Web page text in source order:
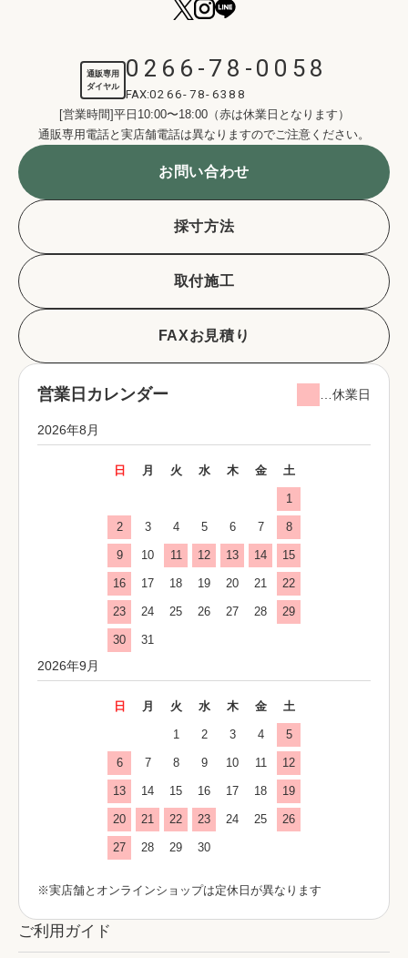
通販専用
ダイヤル
0266-78-0058
FAX:0266-78-6388
[営業時間]平日10:00〜18:00（赤は休業日となります）
通販専用電話と実店舗電話は異なりますのでご注意ください。
お問い合わせ
採寸方法
取付施工
FAXお見積り
営業日カレンダー …休業日
2026年8月
日 月 火 水 木 金 土
1
2 3 4 5 6 7 8
9 10 11 12 13 14 15
16 17 18 19 20 21 22
23 24 25 26 27 28 29
30 31
2026年9月
日 月 火 水 木 金 土
1 2 3 4 5
6 7 8 9 10 11 12
13 14 15 16 17 18 19
20 21 22 23 24 25 26
27 28 29 30
※実店舗とオンラインショップは定休日が異なります
ご利用ガイド